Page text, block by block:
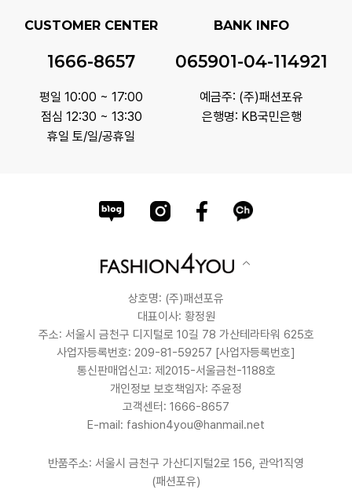
CUSTOMER CENTER
1666-8657
평일 10:00 ~ 17:00
점심 12:30 ~ 13:30
휴일 토/일/공휴일
BANK INFO
065901-04-114921
예금주: (주)패션포유
은행명: KB국민은행
상호명: (주)패션포유
대표이사: 황정원
주소: 서울시 금천구 디지털로 10길 78 가산테라타워 625호
사업자등록번호: 209-81-59257 [사업자등록번호]
통신판매업신고: 제2015-서울금천-1188호
개인정보 보호책임자: 주윤정
고객센터: 1666-8657
E-mail: fashion4you@hanmail.net
반품주소: 서울시 금천구 가산디지털2로 156, 관악1직영
(패션포유)